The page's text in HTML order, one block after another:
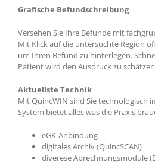
Grafische Befundschreibung
Versehen Sie Ihre Befunde mit
Mit Klick auf die untersuchte Region
um Ihren Befund zu hinterlegen.
Patient wird den Ausdruck zu
Aktuellste Technik
Mit QuincWIN sind Sie technologisch
System bietet alles was die Praxis
eGK-Anbindung
digitales Archiv (QuincSCAN)
diverese Abrechnungsmodule